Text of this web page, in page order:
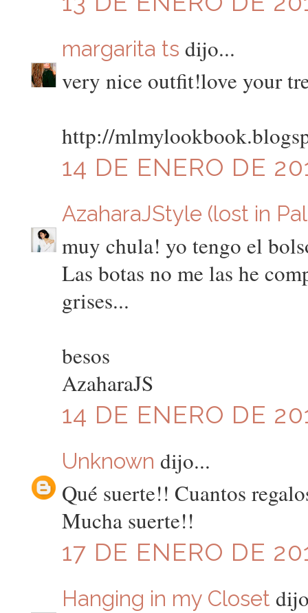
margarita ts dijo...
very nice outfit!love your
http://
14 DE ENERO DE
AzaharaJStyle (lost in
muy chula! yo tengo el
Las botas no me las he
grises...
besos
AzaharaJS
14 DE ENERO DE
Unknown dijo...
Qué suerte!! Cuantos
Mucha suerte!!
17 DE ENERO DE
Hanging in my Closet